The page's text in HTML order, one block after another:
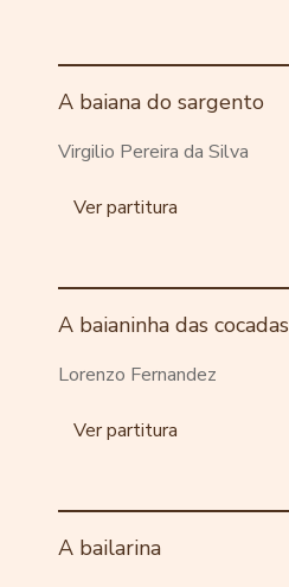
A baiana do sargento
Virgilio Pereira da Silva
Ver partitura
A baianinha das cocadas
Lorenzo Fernandez
Ver partitura
A bailarina